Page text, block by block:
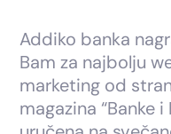
Addiko banka
Bam za najbolju
marketing od
magazina “Banke